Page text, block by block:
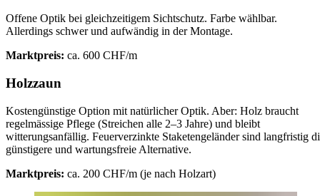
Offene Optik bei gleichzeitigem Sichtschutz. Farbe wählbar.
Allerdings schwer und aufwändig in der Montage.
Marktpreis: ca. 600 CHF/m
Holzzaun
Kostengünstige Option mit natürlicher Optik. Aber: Holz braucht
regelmässige Pflege (Streichen alle 2–3 Jahre) und bleibt
witterungsanfällig. Feuerverzinkte Staketengeländer sind langfristig
günstigere und wartungsfreie Alternative.
Marktpreis: ca. 200 CHF/m (je nach Holzart)